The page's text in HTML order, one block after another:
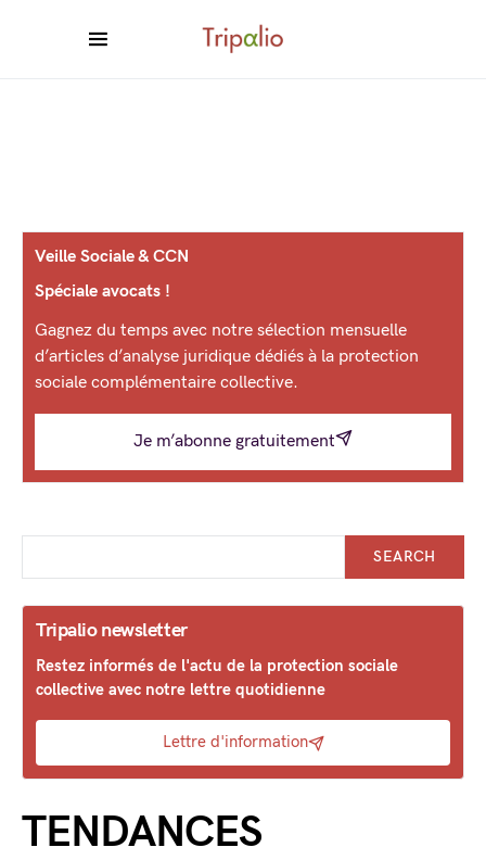
Veille Sociale & CCN
Spéciale avocats !
Gagnez du temps avec notre sélection mensuelle
d’articles d’analyse juridique dédiés à la protection
sociale complémentaire collective.
Je m’abonne gratuitement
SEARCH
Tripalio newsletter
Restez informés de l'actu de la protection sociale
collective avec notre lettre quotidienne
Lettre d'information
TENDANCES